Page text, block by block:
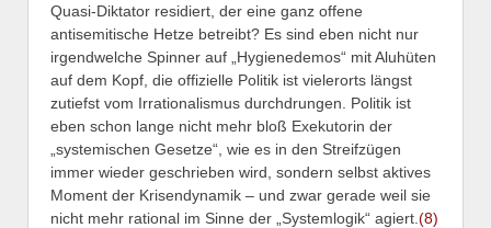
Quasi-Diktator residiert, der eine ganz offene
antisemitische Hetze betreibt? Es sind eben nicht nur
irgendwelche Spinner auf „Hygienedemos“ mit Aluhüten
auf dem Kopf, die offizielle Politik ist vielerorts längst
zutiefst vom Irrationalismus durchdrungen. Politik ist
eben schon lange nicht mehr bloß Exekutorin der
„systemischen Gesetze“, wie es in den Streifzügen
immer wieder geschrieben wird, sondern selbst aktives
Moment der Krisendynamik – und zwar gerade weil sie
nicht mehr rational im Sinne der „Systemlogik“ agiert. (8)